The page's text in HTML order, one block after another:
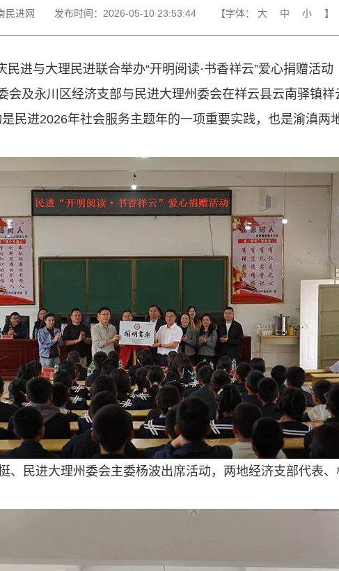
民进网 发布时间： 2026-05-10 23:53:44 【字体： 大 中 小 】
民进与大理民进联合举办“开明阅读·书香祥云”爱心捐赠活动
会及永川区经济支部与民进大理州委会在祥云县云南驿镇祥
民进2026年社会服务主题年的一项重要实践，也是渝滇两
、民进大理州委会主委杨波出席活动，两地经济支部代表